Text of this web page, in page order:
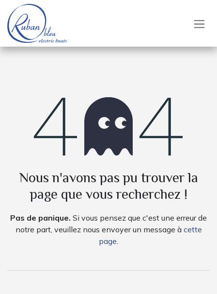
Se rendre au contenu
Erreur 404
Nous n'avons pas pu trouver la
page que vous recherchez !
Pas de panique. Si vous pensez que c'est une erreur de
notre part, veuillez nous envoyer un message à cette
page.